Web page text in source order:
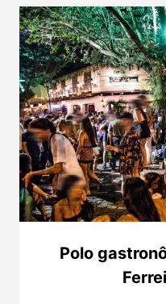
Polo